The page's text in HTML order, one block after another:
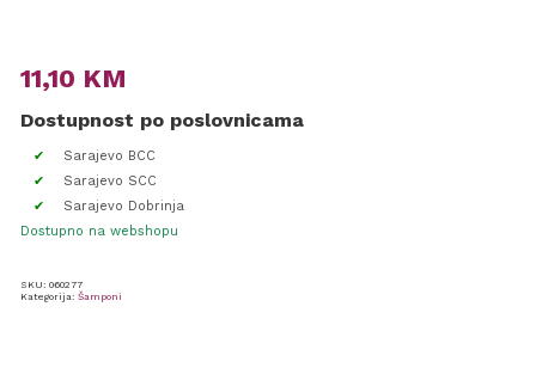
11,10 KM
Dostupnost po poslovnicama
Sarajevo BCC
Sarajevo SCC
Sarajevo Dobrinja
Dostupno na webshopu
SKU: 060277
Kategorija: Šamponi